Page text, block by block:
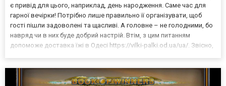
є привід для цього, наприклад, день народження. Саме час для
гарної вечірки! Потрібно лише правильно її організувати, щоб
гості пішли задоволені та щасливі. А головне – не голодними, бо
навряд чи в них буде добрий настрій. Втім, з цим питанням
допоможе доставка їжі в Одесі https://vilki-palki.od.ua/ua/. Звісно,